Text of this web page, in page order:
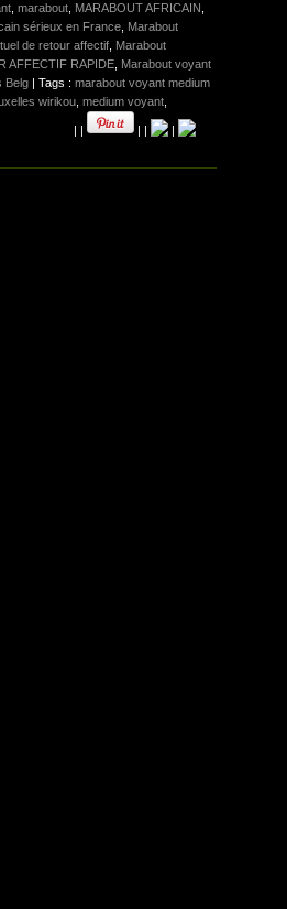
, marabout, MARABOUT AFRICAIN ,
sérieux en France, Marabout
de retour affectif, Marabout
AFFECTIF RAPIDE, Marabout voyant
Belg | Tags : marabout voyant medium
wirikou, medium voyant,